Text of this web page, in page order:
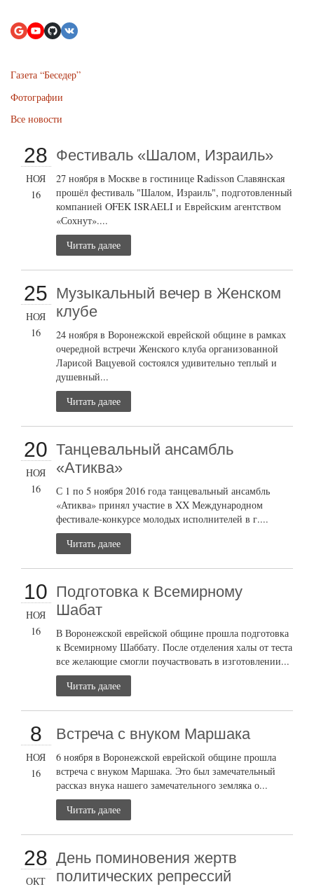
Газета “Беседер”
Фотографии
Все новости
28
НОЯ
16
Фестиваль «Шалом, Израиль»
27 ноября в Москве в гостинице Radisson Славянская
прошёл фестиваль "Шалом, Израиль", подготовленный
компанией OFEK ISRAELI и Еврейским агентством
«Сохнут»....
Читать далее
25
НОЯ
16
Музыкальный вечер в Женском
клубе
24 ноября в Воронежской еврейской общине в рамках
очередной встречи Женского клуба организованной
Ларисой Вацуевой состоялся удивительно теплый и
душевный...
Читать далее
20
НОЯ
16
Танцевальный ансамбль
«Атиква»
С 1 по 5 ноября 2016 года танцевальный ансамбль
«Атиква» принял участие в XX Международном
фестивале-конкурсе молодых исполнителей в г....
Читать далее
10
НОЯ
16
Подготовка к Всемирному
Шабат
В Воронежской еврейской общине прошла подготовка
к Всемирному Шаббату. После отделения халы от теста
все желающие смогли поучаствовать в изготовлении...
Читать далее
8
НОЯ
16
Встреча с внуком Маршака
6 ноября в Воронежской еврейской общине прошла
встреча с внуком Маршака. Это был замечательный
рассказ внука нашего замечательного земляка о...
Читать далее
28
ОКТ
День поминовения жертв
политических репрессий